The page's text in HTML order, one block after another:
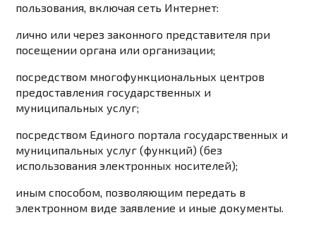
пользования, включая сеть Интернет:
лично или через законного представителя при
посещении органа или организации;
посредством многофункциональных центров
предоставления государственных и
муниципальных услуг;
посредством Единого портала государственных и
муниципальных услуг (функций) (без
использования электронных носителей);
иным способом, позволяющим передать в
электронном виде заявление и иные документы.